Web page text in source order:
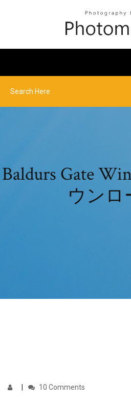
Baldurs Gate
ウンロ
10 Comments